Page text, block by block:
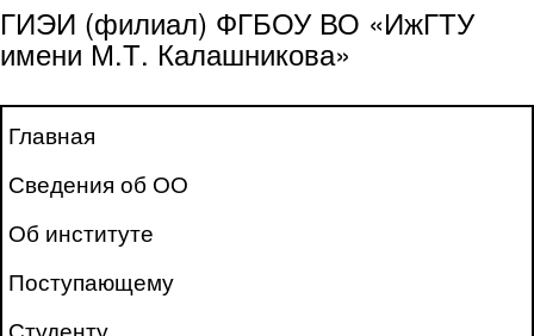
ГИЭИ (филиал) ФГБОУ ВО «ИжГТУ
имени М.Т. Калашникова»
Главная
Сведения об ОО
Об институте
Поступающему
Студенту